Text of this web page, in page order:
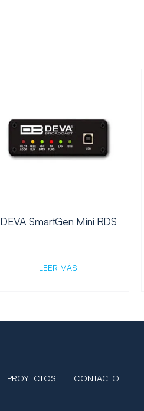
DEVA SmartGen Mini RDS
LEER MÁS
PROYECTOS CONTACTO